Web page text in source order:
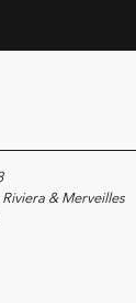
& Merveilles